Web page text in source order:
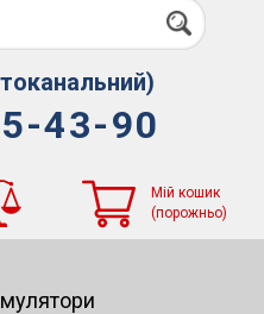
43-90
Мій кошик
(порожньо)